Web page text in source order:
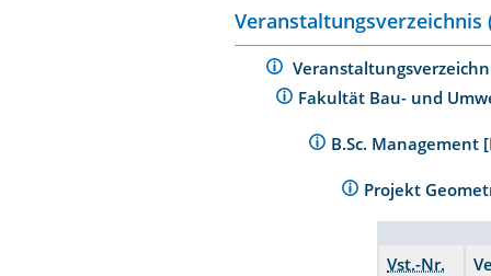
Veranstaltungsverzeichnis
Fakultät Bau- und
B.Sc.
Projekt
Vst.-Nr.